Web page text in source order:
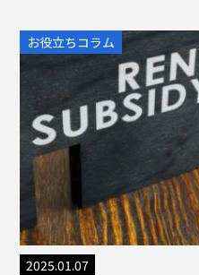
お役立ちコラム
2025.01.07